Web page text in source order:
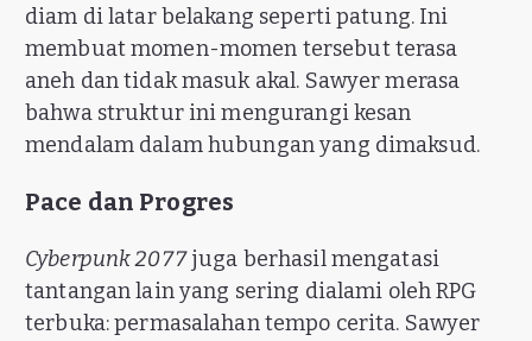
diam di latar belakang seperti patung. Ini
membuat momen-momen tersebut terasa
aneh dan tidak masuk akal. Sawyer merasa
bahwa struktur ini mengurangi kesan
mendalam dalam hubungan yang dimaksud.
Pace dan Progres
Cyberpunk 2077juga berhasil mengatasi
tantangan lain yang sering dialami oleh RPG
terbuka: permasalahan tempo cerita. Sawyer